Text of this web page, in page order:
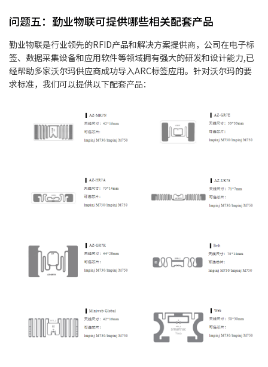
问题五：勤业物联可提供哪些相关配套产品
勤业物联是行业领先的RFID产品和解决方案提供商，公司在电子标
签、数据采集设备和应用软件等领域拥有强大的研发和设计能力,已
经帮助多家沃尔玛供应商成功导入ARC标签应用。针对沃尔玛的要
求标准，我们可以提供以下配套产品：